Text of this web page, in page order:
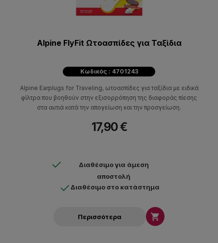
Alpine FlyFit Ωτοασπίδες για Ταξίδια
Κωδικός : 4701243
Alpine Earplugs for Traveling, ωτοασπίδες για ταξίδια με ειδικά
φίλτρα που βοηθούν στην εξισορρόπηση της διαφοράς πίεσης
στα αυτιά κατά την απογείωση και την προσγείωση.
17,90 €
Διαθέσιμο για άμεση
αποστολή
Διαθέσιμο στο κατάστημα
Περισσότερα 